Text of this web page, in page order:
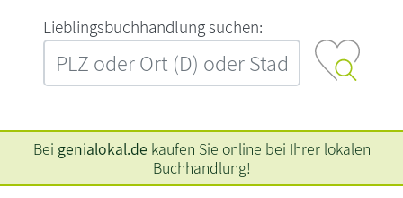
L‍i‍e‍b‍l‍i‍n‍g‍s‍b‍u‍c‍h‍h‍a‍n‍d‍l‍u‍n‍g‍ ‍s‍u‍c‍h‍e‍n‍:‍
Bei genialokal.de kaufen Sie online bei Ihrer lokalen
Buchhandlung!